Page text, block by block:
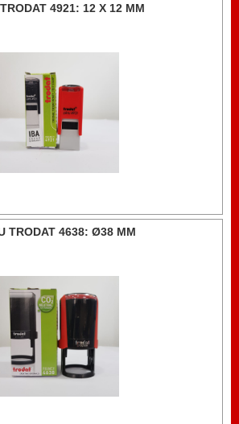
4921: 12 X 12 MM
TRODAT 4638: Ø38 MM